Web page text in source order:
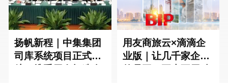
扬帆新程｜中集集团
司库系统项目正式启
用友商旅云×滴滴企
业版｜让几千家企业